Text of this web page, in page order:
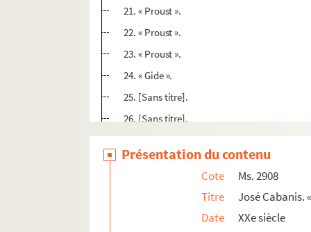
21. « Proust ».
22. « Proust ».
23. « Proust ».
24. « Gide ».
25. [Sans titre].
26. [Sans titre].
27. « Jouhandeau ».
28. « Jouhandeau ».
29. « Jouhandeau ».
30. « Jean Grenier ».
31. « Mémoires intimes de X ».
Présentation du contenu
Cote
Ms. 2908
Titre
José Cabanis.
Date
XXe siècle